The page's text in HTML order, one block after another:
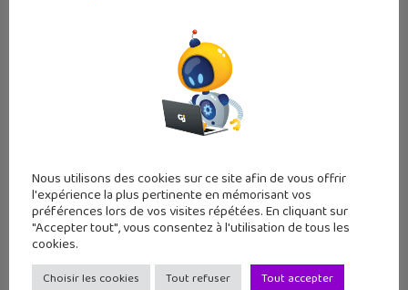
Apprendre avec YouTube #206 :
Dirty Biology, Bien écrire, String
Theory, Poisson Fécond, L...
Comment vaincre sa peur ? Comment se
lancer à l'oral ? Et bien d'autres questions
7 vidéos pour apprendre et découvrir. Nous
avons sélectionné pour vous cette
semaine
Nous utilisons des cookies sur ce site afin de vous offrir
l'expérience la plus pertinente en mémorisant vos
préférences lors de vos visites répétées. En cliquant sur
"Accepter tout", vous consentez à l'utilisation de tous les
cookies.
Choisir les cookies Tout refuser Tout accepter